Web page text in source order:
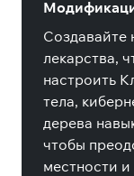
Создавайте
лекарства,
настроить
тела,
дерева
чтобы
местности